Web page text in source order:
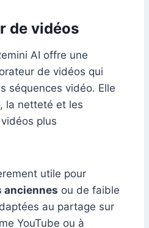
de vidéos
AI offre une
de vidéos qui
séquences vidéo. Elle
la netteté et les
plus
utile pour
anciennes ou de faible
au partage sur
YouTube ou à